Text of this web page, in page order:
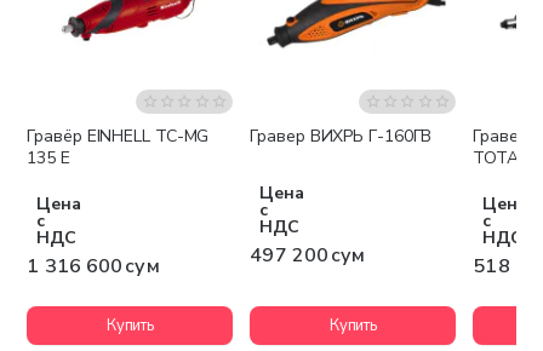
Бесплатная доставка
Гравёр EINHELL TC-MG
135 E
Цена
с
НДС
1 316 600 сум
Купить
Гравер ВИХРЬ Г-160ГВ
Цена
с
НДС
497 200 сум
Купить
Гравер
TOTAL
Цена
с
НДС
518